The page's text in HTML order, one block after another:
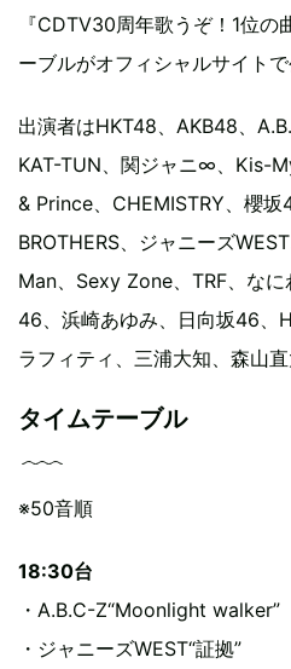
『CDTV30周年歌うぞ！1位
ーブルがオフィシャルサイトで
出演者はHKT48、AKB48、
KAT-TUN、関ジャニ∞、Kis-
& Prince、CHEMISTRY、櫻
BROTHERS、ジャニーズ
Man、Sexy Zone、TRF、な
46、浜崎あゆみ、日向坂46、
ラフィティ、三浦大知、森山直
タイムテーブル
※50音順
18:30台
・A.B.C-Z“Moonlight walker”
・ジャニーズWEST“証拠”